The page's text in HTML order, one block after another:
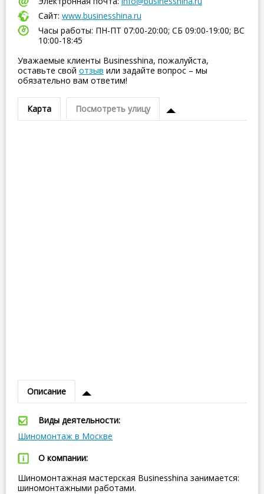
Сайт: www.businesshina.ru
Часы работы: ПН-ПТ 07:00-20:00; СБ 09:00-19:00; ВC
10:00-18:45
Уважаемые клиенты Businesshina, пожалуйста,
оставьте свой отзыв или задайте вопрос – мы
обязательно вам ответим!
Карта Посмотреть улицу
Описание
Виды деятельности:
Шиномонтаж в Москве
О компании:
Шиномонтажная мастерская Businesshina занимается:
шиномонтажными работами.